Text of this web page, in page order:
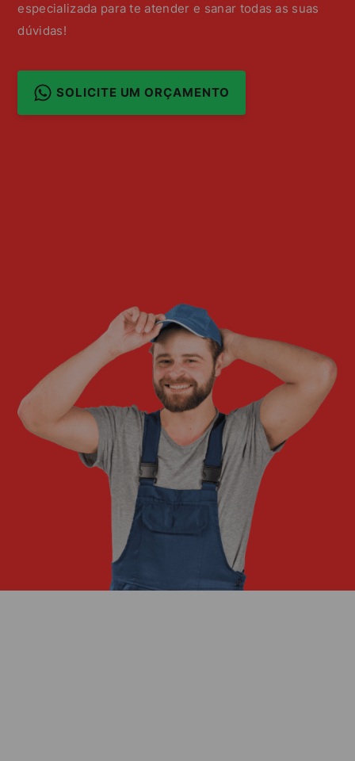
especializada para te atender e sanar todas as suas
dúvidas!
SOLICITE UM ORÇAMENTO